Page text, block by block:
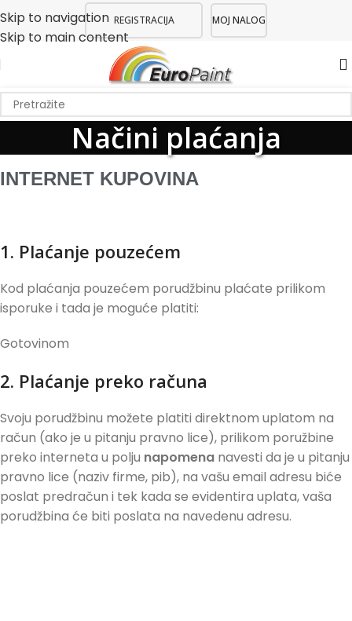
Skip to navigation
Skip to main content
REGISTRACIJA MOJ NALOG
Načini plaćanja
INTERNET KUPOVINA
1. Plaćanje pouzećem
Kod plaćanja pouzećem porudžbinu plaćate prilikom
isporuke i tada je moguće platiti:
Gotovinom
2. Plaćanje preko računa
Svoju porudžbinu možete platiti direktnom uplatom na
račun (ako je u pitanju pravno lice), prilikom poružbine
preko interneta u polju napomena navesti da je u pitanju
pravno lice (naziv firme, pib), na vašu email adresu biće
poslat predračun i tek kada se evidentira uplata, vaša
porudžbina će biti poslata na navedenu adresu.